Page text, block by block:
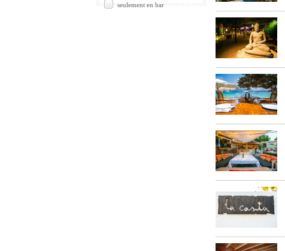
seulement en bar